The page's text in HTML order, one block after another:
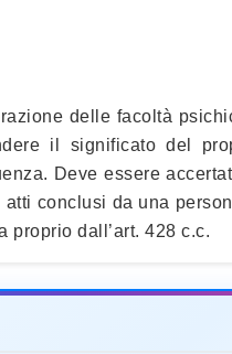
delle facoltà
il significato del
Deve essere
atti conclusi da una
proprio dall’art. 428 c.c.